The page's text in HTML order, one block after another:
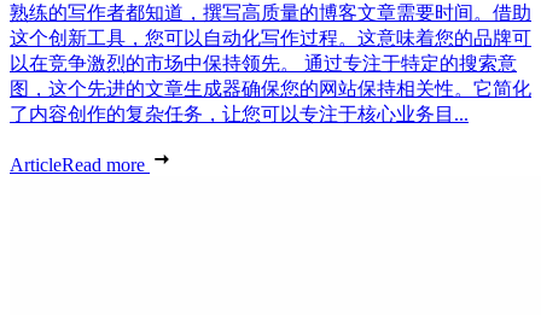
熟练的写作者都知道，撰写高质量的博客文章需要时间。借助
这个创新工具，您可以自动化写作过程。这意味着您的品牌可
以在竞争激烈的市场中保持领先。 通过专注于特定的搜索意
图，这个先进的文章生成器确保您的网站保持相关性。它简化
了内容创作的复杂任务，让您可以专注于核心业务目...
ArticleRead more